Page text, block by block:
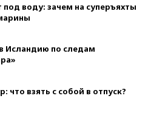
под воду: зачем на суперъяхты
Исландию по следам
взять с собой в отпуск?